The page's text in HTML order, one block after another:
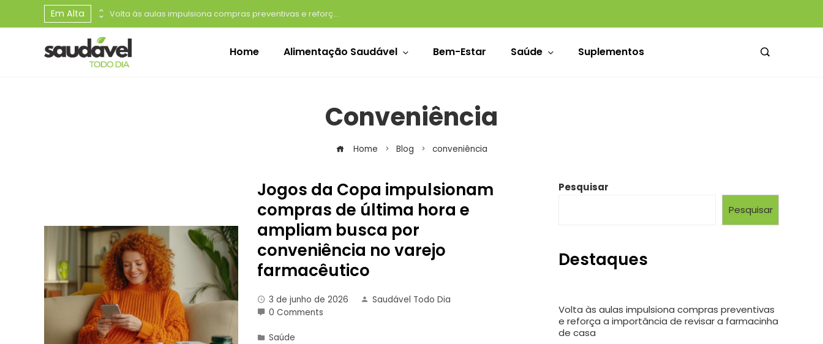
Em Alta Dia Mundial do Câncer de Rim: maioria dos casos é silenciosa e diagnóstico precoce é decisivo para melhores resultados no tratamento Volta às aulas impulsiona compras preventivas e reforça a importância de revisar a farmacinha de casa
Home Alimentação Saudável Bem-Estar Saúde Suplementos
Conveniência
Home Blog conveniência
Jogos da Copa impulsionam
compras de última hora e
ampliam busca por
conveniência no varejo
farmacêutico
3 de junho de 2026
Saudável Todo Dia
0 Comments
Saúde
Pesquisar
Pesquisar
Destaques
Volta às aulas impulsiona compras preventivas
e reforça a importância de revisar a farmacinha
de casa